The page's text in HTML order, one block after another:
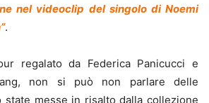
nel videoclip del singolo di Noemi
.
regalato da Federica Panicucci e
non si può non parlare delle
state messe in risalto dalla collezione